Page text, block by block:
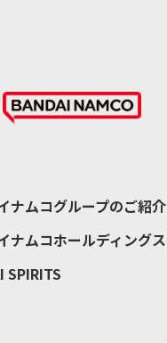
ナムコグループのご紹介
ナムコホールディングス
SPIRITS